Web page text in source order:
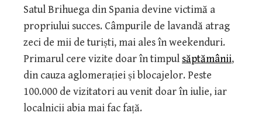
Satul Brihuega din Spania devine victimă a
propriului succes. Câmpurile de lavandă atrag
zeci de mii de turiști, mai ales în weekenduri.
Primarul cere vizite doar în timpul săptămânii,
din cauza aglomerației și blocajelor. Peste
100.000 de vizitatori au venit doar în iulie, iar
localnicii abia mai fac față.